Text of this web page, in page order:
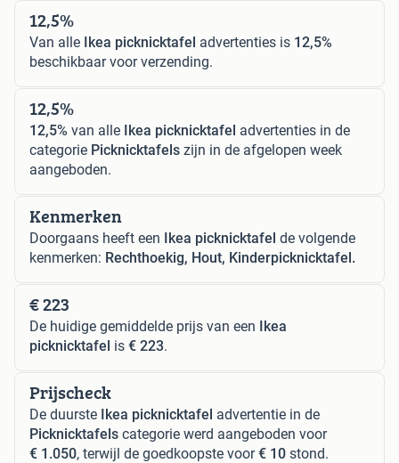
12,5%
Van alle Ikea picknicktafel advertenties is 12,5%
beschikbaar voor verzending.
12,5%
12,5% van alle Ikea picknicktafel advertenties in de
categorie Picknicktafels zijn in de afgelopen week
aangeboden.
Kenmerken
Doorgaans heeft een Ikea picknicktafel de volgende
kenmerken: Rechthoekig, Hout, Kinderpicknicktafel.
€ 223
De huidige gemiddelde prijs van een Ikea
picknicktafel is € 223.
Prijscheck
De duurste Ikea picknicktafel advertentie in de
Picknicktafels categorie werd aangeboden voor
€ 1.050, terwijl de goedkoopste voor€ 10 stond.